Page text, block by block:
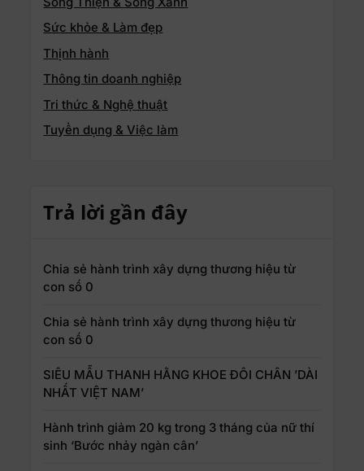
Sức khỏe & Làm đẹp
Thịnh hành
Thông tin doanh nghiệp
Tri thức & Nghệ thuật
Tuyển dụng & Việc làm
Trả lời gần đây
Chia sẻ hành trình xây dựng thương hiệu từ
con số 0
Chia sẻ hành trình xây dựng thương hiệu từ
con số 0
SIÊU MẪU THANH HẰNG KHOE ĐÔI CHÂN ’DÀI
NHẤT VIỆT NAM’
Hành trình giảm 20 kg trong 3 tháng của nữ thí
sinh ‘Bước nhảy ngàn cân’